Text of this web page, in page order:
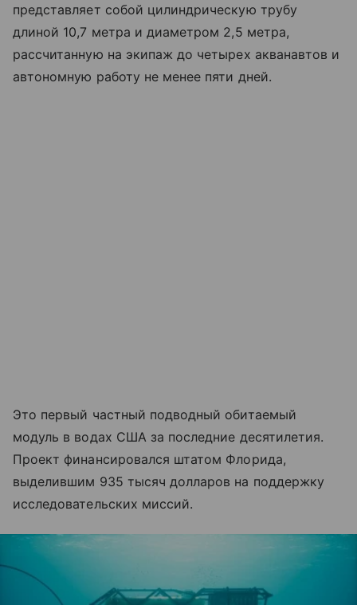
представляет собой цилиндрическую трубу
длиной 10,7 метра и диаметром 2,5 метра,
рассчитанную на экипаж до четырех акванавтов и
автономную работу не менее пяти дней.
Это первый частный подводный обитаемый
модуль в водах США за последние десятилетия.
Проект финансировался штатом Флорида,
выделившим 935 тысяч долларов на поддержку
исследовательских миссий.